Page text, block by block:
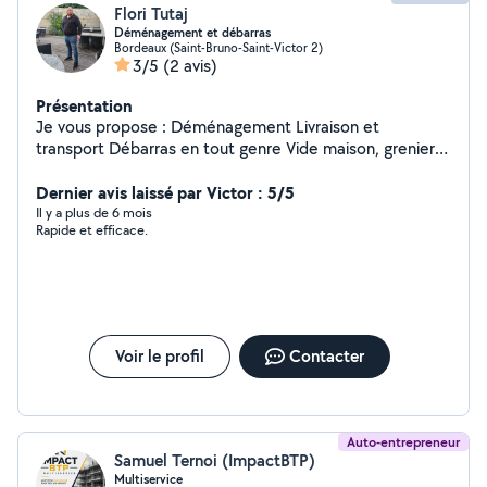
Flori Tutaj
Déménagement et débarras
Bordeaux (Saint-Bruno-Saint-Victor 2)
3/5 (2 avis)
Présentation
Je vous propose : Déménagement Livraison et
transport Débarras en tout genre Vide maison, grenier,
de chantier Bordeaux et alentours Intervention rapide
Disponible 7/7j
Dernier avis laissé par Victor : 5/5
Il y a plus de 6 mois
Rapide et efficace.
Voir le profil Contacter
Auto-entrepreneur
Samuel Ternoi (ImpactBTP)
Multiservice